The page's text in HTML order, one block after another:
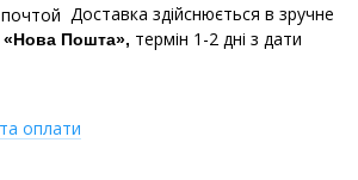
Доставка здійснюється в зручне
«Нова Пошта», термін 1-2 дні з дати